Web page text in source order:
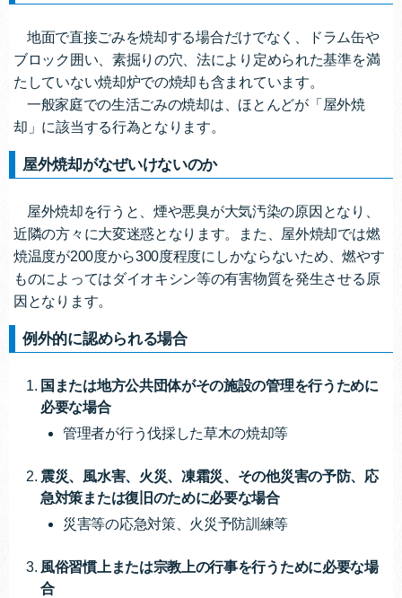
地面で直接ごみを焼却する場合だけでなく、ドラム缶や
ブロック囲い、素掘りの穴、法により定められた基準を満
たしていない焼却炉での焼却も含まれています。
一般家庭での生活ごみの焼却は、ほとんどが「屋外焼
却」に該当する行為となります。
屋外焼却がなぜいけないのか
屋外焼却を行うと、煙や悪臭が大気汚染の原因となり、
近隣の方々に大変迷惑となります。また、屋外焼却では燃
焼温度が200度から300度程度にしかならないため、燃やす
ものによってはダイオキシン等の有害物質を発生させる原
因となります。
例外的に認められる場合
国または地方公共団体がその施設の管理を行うために
必要な場合
管理者が行う伐採した草木の焼却等
震災、風水害、火災、凍霜災、その他災害の予防、応
急対策または復旧のために必要な場合
災害等の応急対策、火災予防訓練等
風俗習慣上または宗教上の行事を行うために必要な場
合